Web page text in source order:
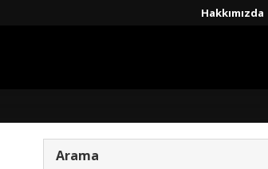
Hakkımızda
Arama